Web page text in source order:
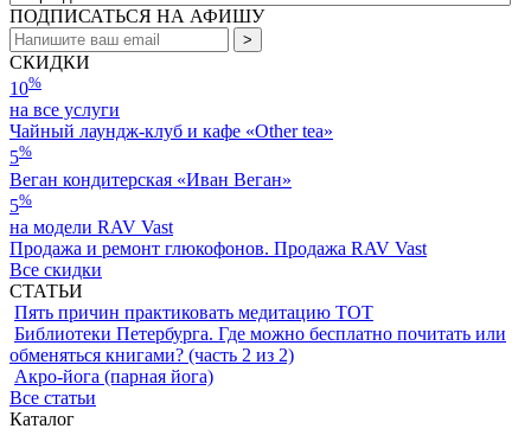
ПОДПИСАТЬСЯ НА АФИШУ
СКИДКИ
10%
на все услуги
Чайный лаундж-клуб и кафе «Other tea»
5%
Веган кондитерская «Иван Веган»
5%
на модели RAV Vast
Продажа и ремонт глюкофонов. Продажа RAV Vast
Все скидки
СТАТЬИ
Пять причин практиковать медитацию ТОТ
Библиотеки Петербурга. Где можно бесплатно почитать или
обменяться книгами? (часть 2 из 2)
Акро-йога (парная йога)
Все статьи
Каталог